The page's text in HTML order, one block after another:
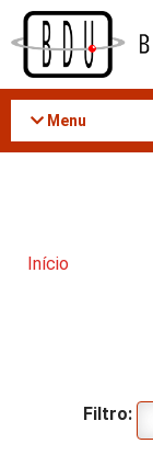
Acessar
conteúdo
Menu
Início
Filtro: